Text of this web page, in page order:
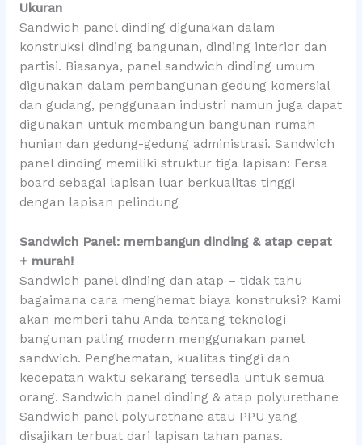
Ukuran
Sandwich panel dinding digunakan dalam
konstruksi dinding bangunan, dinding interior dan
partisi. Biasanya, panel sandwich dinding umum
digunakan dalam pembangunan gedung komersial
dan gudang, penggunaan industri namun juga dapat
digunakan untuk membangun bangunan rumah
hunian dan gedung-gedung administrasi. Sandwich
panel dinding memiliki struktur tiga lapisan: Fersa
board sebagai lapisan luar berkualitas tinggi
dengan lapisan pelindung
Sandwich Panel: membangun dinding & atap cepat
+ murah!
Sandwich panel dinding dan atap – tidak tahu
bagaimana cara menghemat biaya konstruksi? Kami
akan memberi tahu Anda tentang teknologi
bangunan paling modern menggunakan panel
sandwich. Penghematan, kualitas tinggi dan
kecepatan waktu sekarang tersedia untuk semua
orang. Sandwich panel dinding & atap polyurethane
Sandwich panel polyurethane atau PPU yang
disajikan terbuat dari lapisan tahan panas.